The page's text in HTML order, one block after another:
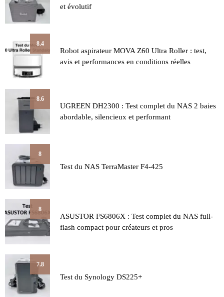
et évolutif
8.4
Robot aspirateur MOVA Z60 Ultra Roller : test,
avis et performances en conditions réelles
8.6
UGREEN DH2300 : Test complet du NAS 2 baies
abordable, silencieux et performant
8
Test du NAS TerraMaster F4-425
8
ASUSTOR FS6806X : Test complet du NAS full-
flash compact pour créateurs et pros
7.8
Test du Synology DS225+